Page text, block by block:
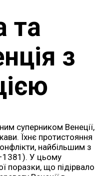
та
з
суперником Венеції,
Їхнє протистояння
найбільшим з
У цьому
поразки, що підірвало